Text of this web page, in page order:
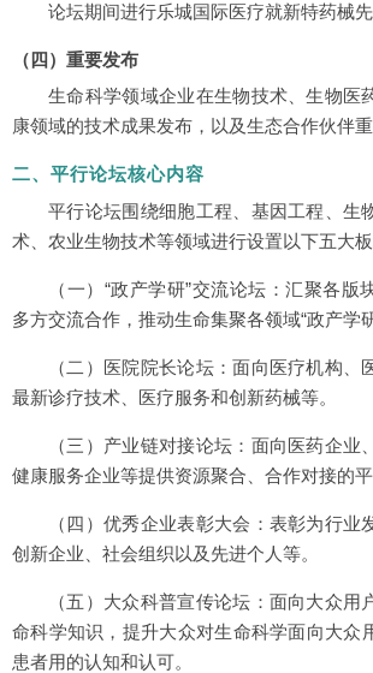
论坛期间进行乐城国际医疗就新特药械先
（四）重要发布
生命科学领域企业在生物技术、生物医
康领域的技术成果发布，以及生态合作伙伴重
二、平行论坛核心内容
平行论坛围绕细胞工程、基因工程、生
术、农业生物技术等领域进行设置以下五大板
（一）“政产学研”交流论坛：汇聚各版
多方交流合作，推动生命集聚各领域“政产学
（二）医院院长论坛：面向医疗机构、
最新诊疗技术、医疗服务和创新药械等。
（三）产业链对接论坛：面向医药企业
健康服务企业等提供资源聚合、合作对接的平
（四）优秀企业表彰大会：表彰为行业
创新企业、社会组织以及先进个人等。
（五）大众科普宣传论坛：面向大众用
命科学知识，提升大众对生命科学面向大众
患者用的认知和认可。